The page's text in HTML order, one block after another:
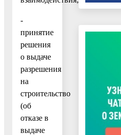
-
принятие
решения
о выдаче
разрешения
на
строительство
(об
отказе в
выдаче